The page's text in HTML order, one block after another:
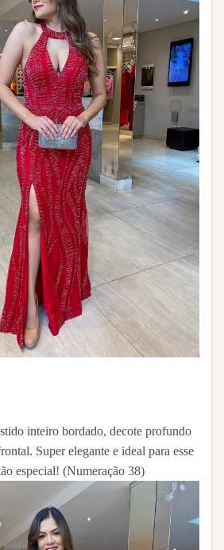
inteiro bordado, decote profundo
Super elegante e ideal para esse
especial! (Numeração 38)